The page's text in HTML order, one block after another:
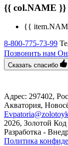
{{ col.NAME }}
{{
8-800-775-73-99
Позвонить нам
Сказать спасибо
Адрес: 297402,
Акватория,
2026, Золотой Код
Разработка -
Политика